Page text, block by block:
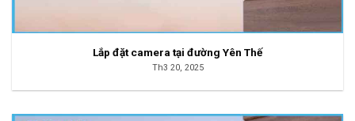
Lắp đặt camera tại đường Yên Thế
Th3 20, 2025